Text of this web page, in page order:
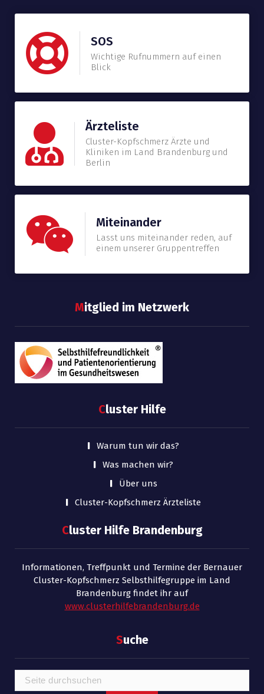
SOS
Wichtige Rufnummern auf einen
Blick
Ärzteliste
Cluster-Kopfschmerz Ärzte und
Kliniken im Land Brandenburg und
Berlin
Miteinander
Lasst uns miteinander reden, auf
einem unserer Gruppentreffen
Mitglied im Netzwerk
Cluster Hilfe
Warum tun wir das?
Was machen wir?
Über uns
Cluster-Kopfschmerz Ärzteliste
Cluster Hilfe Brandenburg
Informationen, Treffpunkt und Termine der Bernauer
Cluster-Kopfschmerz Selbsthilfegruppe im Land
Brandenburg findet ihr auf
www.clusterhilfebrandenburg.de
Suche